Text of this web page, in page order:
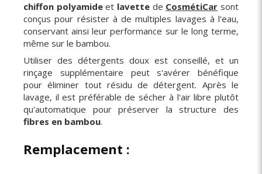
chiffon polyamideet lavette de CosmétiCar sont
conçus pour résister à de multiples lavages à l'eau,
conservant ainsi leur performance sur le long terme,
même sur le bambou.
Utiliser des détergents doux est conseillé, et un
rinçage supplémentaire peut s'avérer bénéfique
pour éliminer tout résidu de détergent. Après le
lavage, il est préférable de sécher à l'air libre plutôt
qu'automatique pour préserver la structure des
fibres en bambou.
Remplacement :